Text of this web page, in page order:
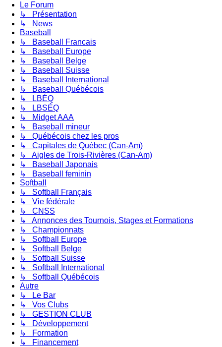
Le Forum
↳ Présentation
↳ News
Baseball
↳ Baseball Francais
↳ Baseball Europe
↳ Baseball Belge
↳ Baseball Suisse
↳ Baseball International
↳ Baseball Québécois
↳ LBÉQ
↳ LBSÉQ
↳ Midget AAA
↳ Baseball mineur
↳ Québécois chez les pros
↳ Capitales de Québec (Can-Am)
↳ Aigles de Trois-Rivières (Can-Am)
↳ Baseball Japonais
↳ Baseball feminin
Softball
↳ Softball Français
↳ Vie fédérale
↳ CNSS
↳ Annonces des Tournois, Stages et Formations
↳ Championnats
↳ Softball Europe
↳ Softball Belge
↳ Softball Suisse
↳ Softball International
↳ Softball Québécois
Autre
↳ Le Bar
↳ Vos Clubs
↳ GESTION CLUB
↳ Développement
↳ Formation
↳ Financement